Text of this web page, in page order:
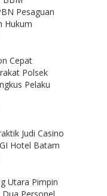
Pesaguan
Hukum
Cepat
Polsek
Pelaku
Judi Casino
Hotel Batam
Utara Pimpin